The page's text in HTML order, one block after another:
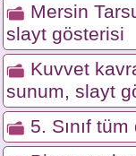
Mersin
slayt gösterisi
Kuvvet
sunum, slayt
5. Sınıf